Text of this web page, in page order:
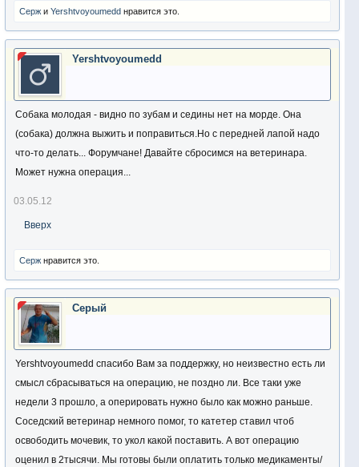
Серж и Yershtvoyoumedd нравится это.
Yershtvoyoumedd
Собака молодая - видно по зубам и седины нет на морде. Она
(собака) должна выжить и поправиться.Но с передней лапой надо
что-то делать... Форумчане! Давайте сбросимся на ветеринара.
Может нужна операция...
03.05.12
Вверх
Серж нравится это.
Серый
Yershtvoyoumedd спасибо Вам за поддержку, но неизвестно есть ли
смысл сбрасываться на операцию, не поздно ли. Все таки уже
недели 3 прошло, а оперировать нужно было как можно раньше.
Соседский ветеринар немного помог, то катетер ставил чтоб
освободить мочевик, то укол какой поставить. А вот операцию
оценил в 2тысячи. Мы готовы были оплатить только медикаменты/